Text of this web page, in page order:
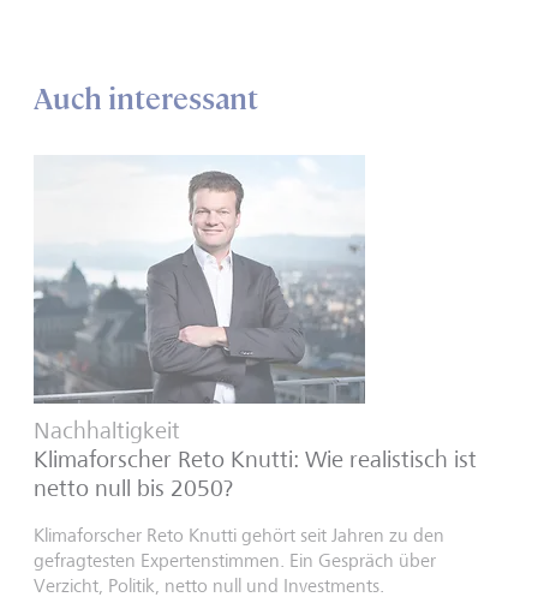
Auch interessant
Nachhaltigkeit
Klimaforscher Reto Knutti: Wie realistisch ist
netto null bis 2050?
Klimaforscher Reto Knutti gehört seit Jahren zu den
gefragtesten Expertenstimmen. Ein Gespräch über
Verzicht, Politik, netto null und Investments.